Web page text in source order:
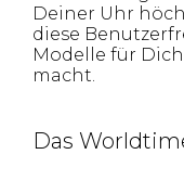
Deiner Uhr
diese
Modelle für
macht.
Das